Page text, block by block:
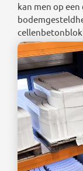
kan men op